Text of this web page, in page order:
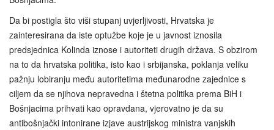
Da bi postigla što viši stupanj uvjerljivosti, Hrvatska je
zainteresirana da iste optužbe koje je u javnost iznosila
predsjednica Kolinda iznose i autoriteti drugih država. S obzirom
na to da hrvatska politika, isto kao i srbijanska, poklanja veliku
pažnju lobiranju među autoritetima međunarodne zajednice s
ciljem da se njihova nepravedna i štetna politika prema BiH i
Bošnjacima prihvati kao opravdana, vjerovatno je da su
antibošnjački intonirane izjave austrijskog ministra vanjskih